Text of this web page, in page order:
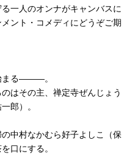
一人のオンナがキャンバスに
ント・コメディにどうぞご期
まる―――。
はその主、禅定寺ぜんじょう
郎）。
中村なかむら好子よしこ（保
口にする。